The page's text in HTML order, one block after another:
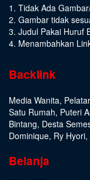
1. Tidak Ada
2. Gambar tidak
3. Judul Pakai Huruf
4. Menambahkan
Backlink
Media Wanita,
Satu Rumah, Puteri
Bintang, Desta
Dominique, Ry Hyori,
Belanja